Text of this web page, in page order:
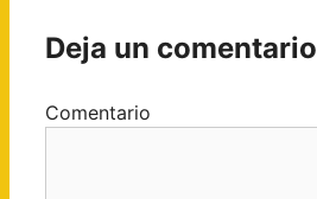
Deja un comentario
Comentario